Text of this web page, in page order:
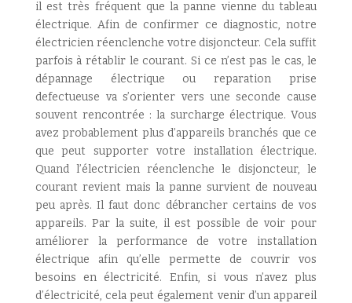
il est très fréquent que la panne vienne du tableau
électrique. Afin de confirmer ce diagnostic, notre
électricien réenclenche votre disjoncteur. Cela suffit
parfois à rétablir le courant. Si ce n’est pas le cas, le
dépannage électrique ou reparation prise
defectueuse va s’orienter vers une seconde cause
souvent rencontrée : la surcharge électrique. Vous
avez probablement plus d’appareils branchés que ce
que peut supporter votre installation électrique.
Quand l’électricien réenclenche le disjoncteur, le
courant revient mais la panne survient de nouveau
peu après. Il faut donc débrancher certains de vos
appareils. Par la suite, il est possible de voir pour
améliorer la performance de votre installation
électrique afin qu’elle permette de couvrir vos
besoins en électricité. Enfin, si vous n’avez plus
d’électricité, cela peut également venir d’un appareil